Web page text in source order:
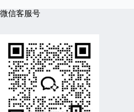
微信客服号